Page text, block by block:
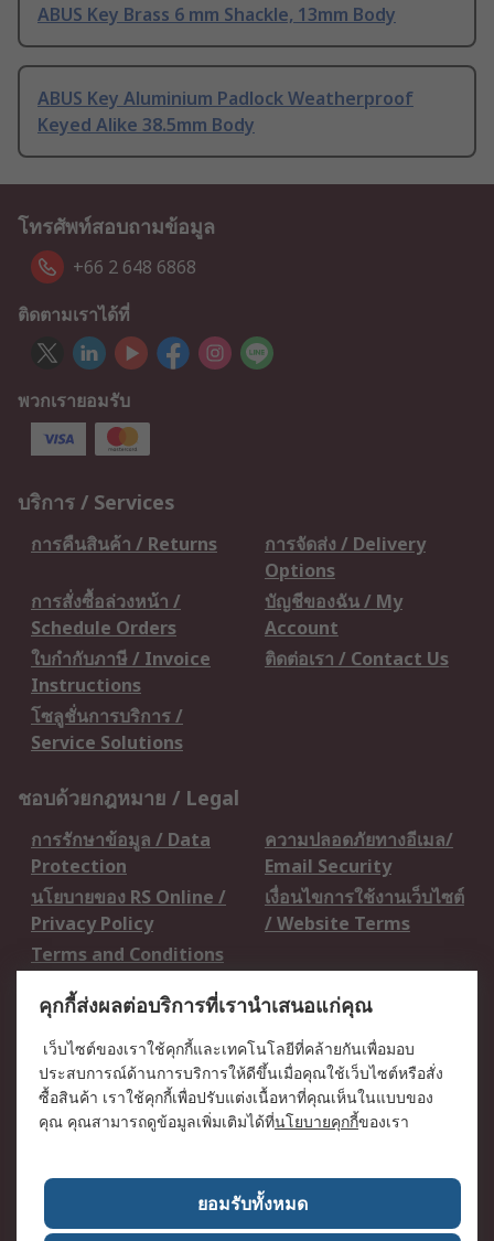
ABUS Key Brass 6 mm Shackle, 13mm Body
ABUS Key Aluminium Padlock Weatherproof
Keyed Alike 38.5mm Body
โทรศัพท์สอบถามข้อมูล
+66 2 648 6868
ติดตามเราได้ที่
พวกเรายอมรับ
บริการ / Services
การคืนสินค้า / Returns
การจัดส่ง / Delivery
Options
การสั่งซื้อล่วงหน้า /
Schedule Orders
บัญชีของฉัน / My
Account
ใบกำกับภาษี / Invoice
Instructions
ติดต่อเรา / Contact Us
โซลูชั่นการบริการ /
Service Solutions
ชอบด้วยกฎหมาย / Legal
การรักษาข้อมูล / Data
Protection
ความปลอดภัยทางอีเมล/
Email Security
นโยบายของ RS Online /
Privacy Policy
เงื่อนไขการใช้งานเว็บไซต์
/ Website Terms
Terms and Conditions
เกี่ยวกับ RS / About RS
RS ทั่วโลก / RS
Worldwide
ข่าวประชาสัมพันธ์ / Press
Centre
บริษัทในเครือ RS /
วิธีการชำระเงิน /
เกี่ยวกับ RS / About RS
อาชีพที่ RS / Careers
คุกกี้ส่งผลต่อบริการที่เรานำเสนอแก่คุณ
เว็บไซต์ของเราใช้คุกกี้และเทคโนโลยีที่คล้ายกันเพื่อมอบ
ประสบการณ์ด้านการบริการให้ดีขึ้นเมื่อคุณใช้เว็บไซต์หรือสั่ง
ซื้อสินค้า เราใช้คุกกี้เพื่อปรับแต่งเนื้อหาที่คุณเห็นในแบบของ
คุณ คุณสามารถดูข้อมูลเพิ่มเติมได้ที่นโยบายคุกกี้ของเรา
ยอมรับทั้งหมด